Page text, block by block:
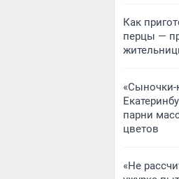
Как
перцы —
«Сыночки-
парни
цветов
«Не